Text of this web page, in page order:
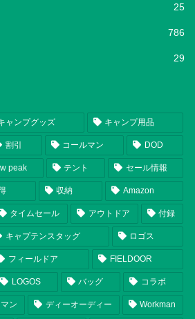
25
786
29
ャンプグッズ キャンプ用品
割引 コールマン DOD
peak テント セール情報
収納 Amazon
タイムセール アウトドア 付録
キャプテンスタッグ ロゴス
フィールドア FIELDOOR
LOGOS バッグ コラボ
ン ディーオーディー Workman